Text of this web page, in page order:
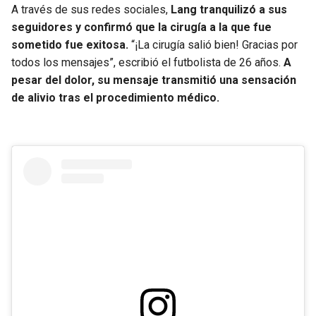
BUCCANEERS
A través de sus redes sociales, Lang tranquilizó a sus
seguidores y confirmó que la cirugía a la que fue
sometido fue exitosa. “¡La cirugía salió bien! Gracias por
todos los mensajes”, escribió el futbolista de 26 años. A
pesar del dolor, su mensaje transmitió una sensación
de alivio tras el procedimiento médico.